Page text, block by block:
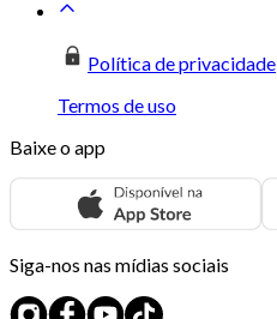
Política de privacidade
Termos de uso
Baixe o app
Siga-nos nas mídias sociais